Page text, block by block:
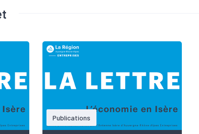
Publications